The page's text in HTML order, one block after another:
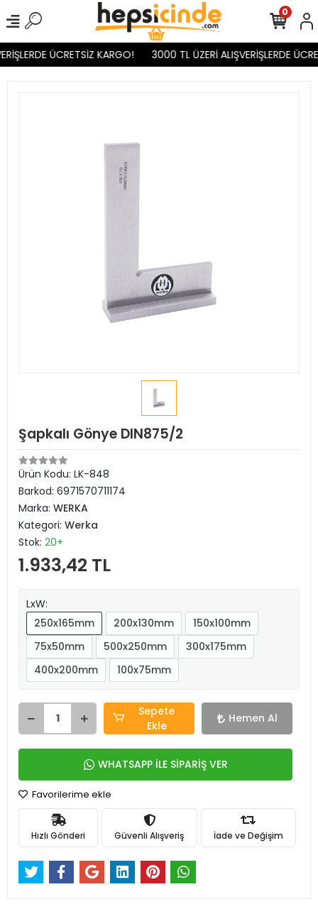
ÜCRETSİZ KARGO! 3000 TL ÜZERİ ALIŞVERİŞLERDE
0
Şapkalı Gönye DIN875/2
Ürün Kodu: LK-848
Barkod: 6971570711174
Marka: WERKA
Kategori: Werka
Stok: 20+
1.933,42 TL
LxW:
250x165mm
200x130mm
150x100mm
75x50mm
500x250mm
300x175mm
400x200mm
100x75mm
Sepete
Ekle
Hemen Al
WHATSAPP İLE SİPARİŞ VER
Favorilerime ekle
Hızlı Gönderi Güvenli Alışveriş İade ve Değişim